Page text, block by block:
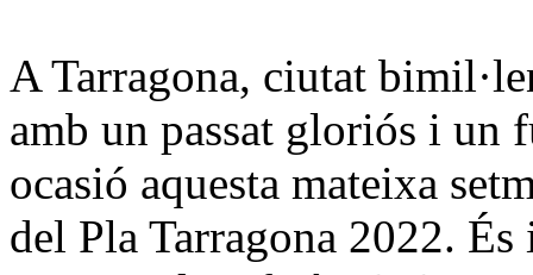
A Tarragona, ciutat
amb un passat gloriós i un
ocasió aquesta mateixa
del Pla Tarragona 2022. És